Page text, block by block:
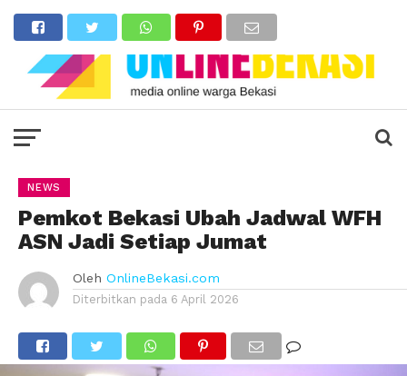
NEWS
Pemkot Bekasi Ubah Jadwal WFH
ASN Jadi Setiap Jumat
Oleh OnlineBekasi.com
Diterbitkan pada 6 April 2026